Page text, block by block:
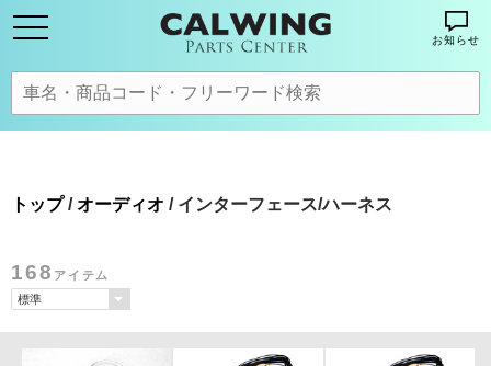
お知らせ
トップ/オーディオ / インターフェース/ハーネス
168 アイテム